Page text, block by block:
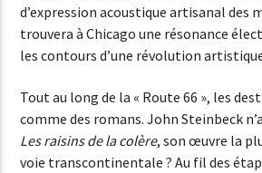
d’expression acoustique artisanal des
trouvera à Chicago une résonance
les contours d’une révolution
Tout au long de la « Route 66 », les
comme des romans. John Steinbeck
Les raisins de la colère, son œuvre la
voie transcontinentale ? Au fil des